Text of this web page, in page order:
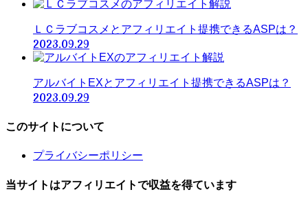
ＬＣラブコスメとアフィリエイト提携できるASPは？
2023.09.29
アルバイトEXとアフィリエイト提携できるASPは？
2023.09.29
このサイトについて
プライバシーポリシー
当サイトはアフィリエイトで収益を得ています